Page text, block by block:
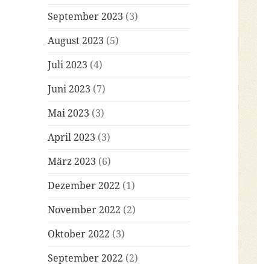
September 2023 (3)
August 2023 (5)
Juli 2023 (4)
Juni 2023 (7)
Mai 2023 (3)
April 2023 (3)
März 2023 (6)
Dezember 2022 (1)
November 2022 (2)
Oktober 2022 (3)
September 2022 (2)